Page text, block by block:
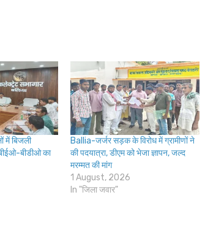
में बिजली
बीडीओ का
Ballia-जर्जर सड़क के विरोध में ग्रामीणों ने
की पदयात्रा, डीएम को भेजा ज्ञापन, जल्द
मरम्मत की मांग
1 August, 2026
In "जिला जवार"